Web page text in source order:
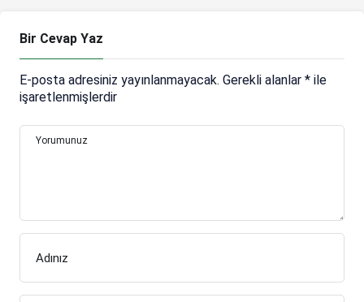
Bir Cevap Yaz
E-posta adresiniz yayınlanmayacak. Gerekli alanlar * ile
işaretlenmişlerdir
Yorumunuz
Adınız